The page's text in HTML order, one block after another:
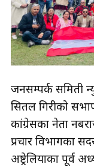
जनसम्पर्क समिती
सितल गिरीको
कांग्रेसका नेता
प्रचार विभागका
अष्ट्रेलियाका पूर्व